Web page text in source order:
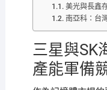
美光與長鑫
南亞科：台
三星與SK
產能軍備